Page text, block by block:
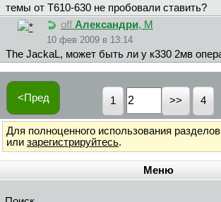
темы от Т610-630 не пробовали ставить?
off Александри, М
10 фев 2009 в 13:14
The JackaL, может быть ли у к330 2мв
<Пред 1 4
Для полноценного использования
или зарегистрируйтесь.
Меню